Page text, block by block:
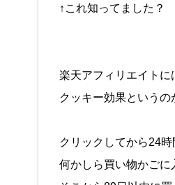
↑これ知ってました？
楽天アフィリエイトに
クッキー効果というの
クリックしてから24時
何かしら買い物かごに